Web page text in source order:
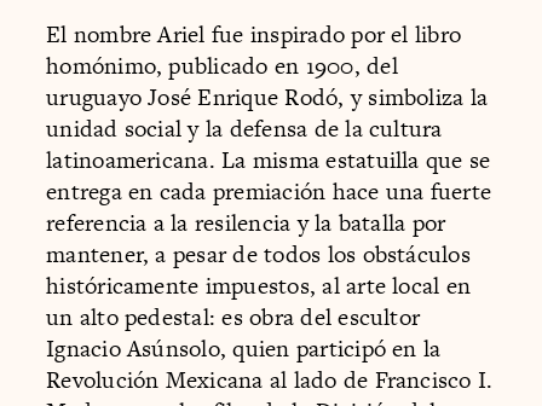
El nombre Ariel fue inspirado por el libro
homónimo, publicado en 1900, del
uruguayo José Enrique Rodó, y simboliza la
unidad social y la defensa de la cultura
latinoamericana. La misma estatuilla que se
entrega en cada premiación hace una fuerte
referencia a la resilencia y la batalla por
mantener, a pesar de todos los obstáculos
históricamente impuestos, al arte local en
un alto pedestal: es obra del escultor
Ignacio Asúnsolo, quien participó en la
Revolución Mexicana al lado de Francisco I.